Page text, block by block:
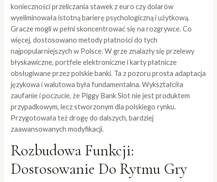
konieczności przeliczania stawek z euro czy dolarów
wyeliminowała istotną barierę psychologiczną i użytkową.
Gracze mogli w pełni skoncentrować się na rozgrywce. Co
więcej, dostosowano metody płatności do tych
najpopularniejszych w Polsce. W grze znalazły się przelewy
błyskawiczne, portfele elektroniczne i karty płatnicze
obsługiwane przez polskie banki. Ta z pozoru prosta adaptacja
językowa i walutowa była fundamentalna. Wykształciła
zaufanie i poczucie, że Piggy Bank Slot nie jest produktem
przypadkowym, lecz stworzonym dla polskiego rynku.
Przygotowała też drogę do dalszych, bardziej
zaawansowanych modyfikacji.
Rozbudowa Funkcji:
Dostosowanie Do Rytmu Gry